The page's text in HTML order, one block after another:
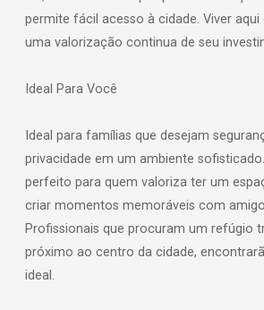
permite fácil acesso à cidade. Viver
uma valorização continua de seu
Ideal Para Você
Ideal para famílias que desejam
privacidade em um ambiente
perfeito para quem valoriza ter um
criar momentos memoráveis com
Profissionais que procuram um refúgio
próximo ao centro da cidade,
ideal.